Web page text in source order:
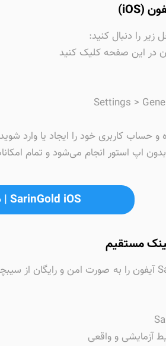
را دنبال کنید:
در این صفحه کلیک کنید
Settings >
دانلود سارین گلد برای آیفون | SarinGold iOS
مستقیم
آزمایشی و واقعی